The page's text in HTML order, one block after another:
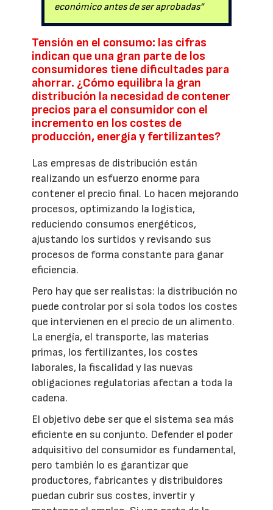
económico antes de ser aprobadas”
Tensión en el consumo: las cifras
indican que una gran parte de los
consumidores tiene dificultades para
ahorrar. ¿Cómo equilibra la gran
distribución la necesidad de contener
precios para el consumidor con el
incremento en los costes de
producción, energía y fertilizantes?
Las empresas de distribución están
realizando un esfuerzo enorme para
contener el precio final. Lo hacen mejorando
procesos, optimizando la logística,
reduciendo consumos energéticos,
ajustando los surtidos y revisando sus
procesos de forma constante para ganar
eficiencia.
Pero hay que ser realistas: la distribución no
puede controlar por sí sola todos los costes
que intervienen en el precio de un alimento.
La energía, el transporte, las materias
primas, los fertilizantes, los costes
laborales, la fiscalidad y las nuevas
obligaciones regulatorias afectan a toda la
cadena.
El objetivo debe ser que el sistema sea más
eficiente en su conjunto. Defender el poder
adquisitivo del consumidor es fundamental,
pero también lo es garantizar que
productores, fabricantes y distribuidores
puedan cubrir sus costes, invertir y